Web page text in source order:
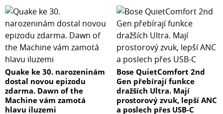
Quake ke 30. narozeninám
dostal novou epizodu
zdarma. Dawn of the
Machine vám zamotá
hlavu iluzemi
Bose QuietComfort 2nd
Gen přebírají funkce
dražších Ultra. Mají
prostorový zvuk, lepší ANC
a poslech přes USB-C